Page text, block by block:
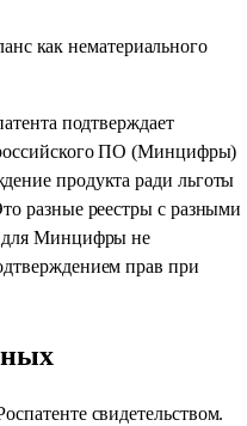
как нематериального
подтверждает
ПО (Минцифры)
продукта ради льготы
разные реестры с разными
для Минцифры не
прав при
свидетельством.